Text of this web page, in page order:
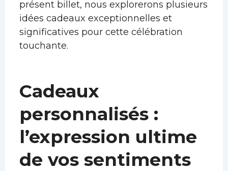
présent billet, nous explorerons plusieurs
idées cadeaux exceptionnelles et
significatives pour cette célébration
touchante.
Cadeaux
personnalisés :
l’expression ultime
de vos sentiments